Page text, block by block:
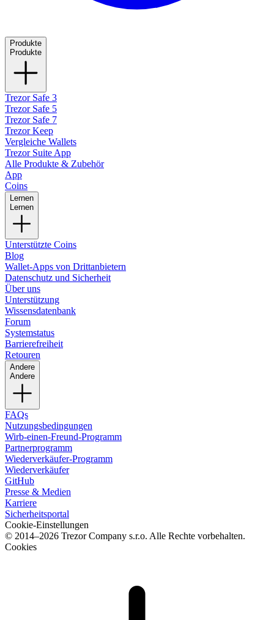
Produkte
Produkte
Trezor Safe 3
Trezor Safe 5
Trezor Safe 7
Trezor Keep
Vergleiche Wallets
Trezor Suite App
Alle Produkte & Zubehör
App
Coins
Lernen
Lernen
Unterstützte Coins
Blog
Wallet-Apps von Drittanbietern
Datenschutz und Sicherheit
Über uns
Unterstützung
Wissensdatenbank
Forum
Systemstatus
Barrierefreiheit
Retouren
Andere
Andere
FAQs
Nutzungsbedingungen
Wirb-einen-Freund-Programm
Partnerprogramm
Wiederverkäufer-Programm
Wiederverkäufer
GitHub
Presse & Medien
Karriere
Sicherheitsportal
Cookie-Einstellungen
© 2014–2026 Trezor Company s.r.o. Alle Rechte vorbehalten.
Cookies